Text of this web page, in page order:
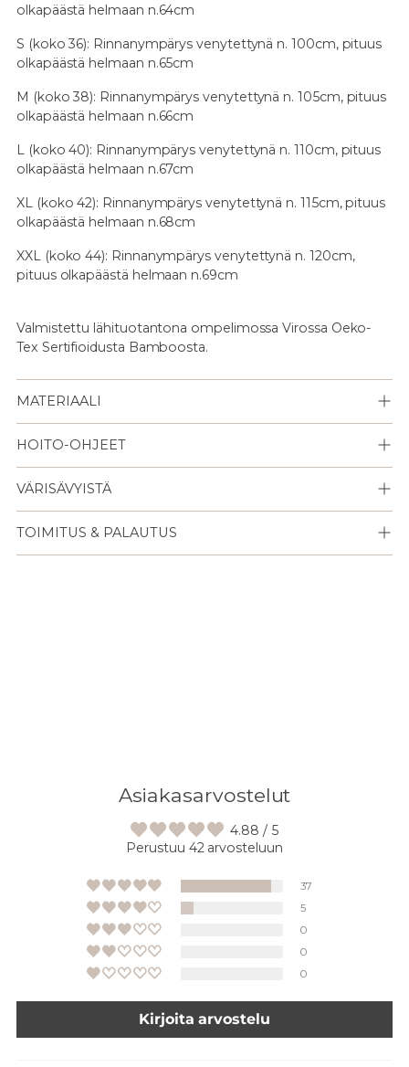
olkapäästä helmaan n.64cm
S (koko 36): Rinnanympärys venytettynä n. 100cm, pituus
olkapäästä helmaan n.65cm
M (koko 38): Rinnanympärys venytettynä n. 105cm, pituus
olkapäästä helmaan n.66cm
L (koko 40): Rinnanympärys venytettynä n. 110cm, pituus
olkapäästä helmaan n.67cm
XL (koko 42): Rinnanympärys venytettynä n. 115cm, pituus
olkapäästä helmaan n.68cm
XXL (koko 44): Rinnanympärys venytettynä n. 120cm,
pituus olkapäästä helmaan n.69cm
Valmistettu lähituotantona ompelimossa Virossa Oeko-
Tex Sertifioidusta Bamboosta.
MATERIAALI
HOITO-OHJEET
VÄRISÄVYISTÄ
TOIMITUS & PALAUTUS
Asiakasarvostelut
4.88 / 5
Perustuu 42 arvosteluun
37
5
0
0
0
Kirjoita arvostelu